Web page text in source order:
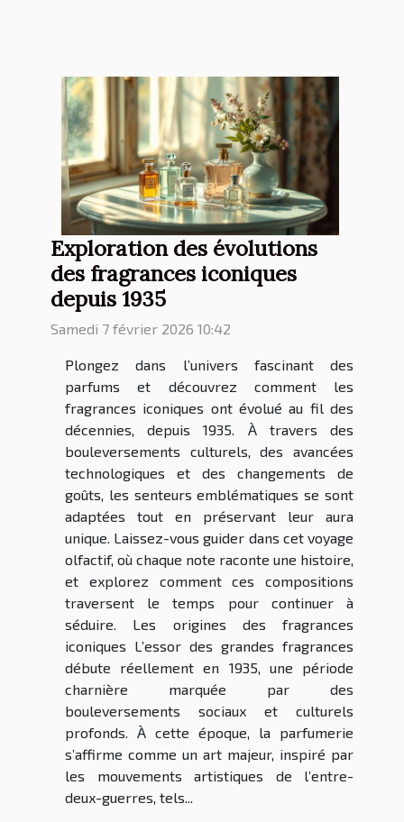
Exploration des évolutions
des fragrances iconiques
depuis 1935
Samedi 7 février 2026 10:42
Plongez dans l’univers fascinant des
parfums et découvrez comment les
fragrances iconiques ont évolué au fil des
décennies, depuis 1935. À travers des
bouleversements culturels, des avancées
technologiques et des changements de
goûts, les senteurs emblématiques se sont
adaptées tout en préservant leur aura
unique. Laissez-vous guider dans cet voyage
olfactif, où chaque note raconte une histoire,
et explorez comment ces compositions
traversent le temps pour continuer à
séduire. Les origines des fragrances
iconiques L’essor des grandes fragrances
débute réellement en 1935, une période
charnière marquée par des
bouleversements sociaux et culturels
profonds. À cette époque, la parfumerie
s’affirme comme un art majeur, inspiré par
les mouvements artistiques de l’entre-
deux-guerres, tels...